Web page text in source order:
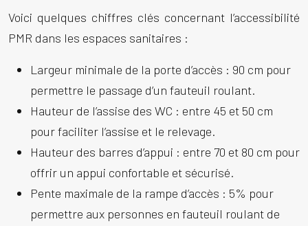
Voici quelques chiffres clés concernant l’accessibilité
PMR dans les espaces sanitaires :
Largeur minimale de la porte d’accès : 90 cm pour
permettre le passage d’un fauteuil roulant.
Hauteur de l’assise des WC : entre 45 et 50 cm
pour faciliter l’assise et le relevage.
Hauteur des barres d’appui : entre 70 et 80 cm pour
offrir un appui confortable et sécurisé.
Pente maximale de la rampe d’accès : 5% pour
permettre aux personnes en fauteuil roulant de